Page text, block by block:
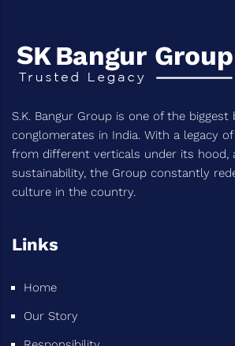
S.K. Bangur Group is one of the biggest
conglomerates in India. With a legacy
from different verticals under its hood,
sustainability, the Group constantly
culture in the country.
Links
Home
Our Story